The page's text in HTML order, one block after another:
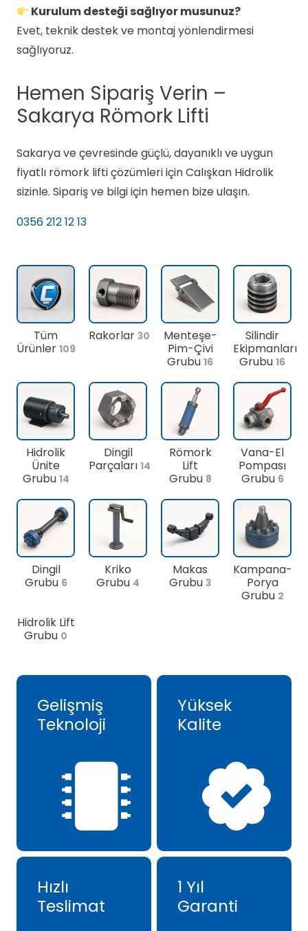
Kurulum desteği sağlıyor musunuz?
Evet, teknik destek ve montaj yönlendirmesi
sağlıyoruz.
Hemen Sipariş Verin –
Sakarya Römork Lifti
Sakarya ve çevresinde güçlü, dayanıklı ve uygun
fiyatlı römork lifti çözümleri için Calışkan Hidrolik
sizinle. Sipariş ve bilgi için hemen bize ulaşın.
0356 212 12 13
Tüm
Ürünler 109
Rakorlar 30
Menteşe-
Pim-Çivi
Grubu 16
Silindir
Ekipmanları
Grubu 16
Hidrolik
Ünite
Grubu 14
Dingil
Parçaları 14
Römork
Lift
Grubu 8
Vana-El
Pompası
Grubu 6
Dingil
Grubu 6
Kriko
Grubu 4
Makas
Grubu 3
Kampana-
Porya
Grubu 2
Hidrolik Lift
Grubu 0
Gelişmiş
Teknoloji
Yüksek
Kalite
Hızlı
Teslimat
1 Yıl
Garanti